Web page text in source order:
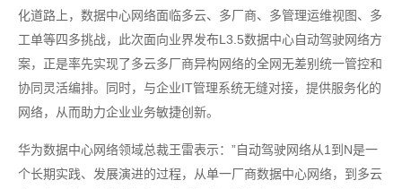
化道路上，数据中心网络面临多云、多厂商、多管理运维视图、多
工单等四多挑战，此次面向业界发布L3.5数据中心自动驾驶网络方
案，正是率先实现了多云多厂商异构网络的全网无差别统一管控和
协同灵活编排。同时，与企业IT管理系统无缝对接，提供服务化的
网络，从而助力企业业务敏捷创新。
华为数据中心网络领域总裁王雷表示：”自动驾驶网络从1到N是一
个长期实践、发展演进的过程，从单一厂商数据中心网络，到多云